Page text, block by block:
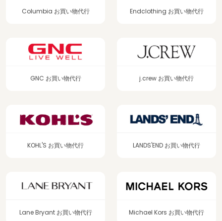
Columbia お買い物代行 Endclothing お買い物代行
GNC お買い物代行 j.crew お買い物代行
KOHL'S お買い物代行 LANDS'END お買い物代行
Lane Bryant お買い物代行 Michael Kors お買い物代行